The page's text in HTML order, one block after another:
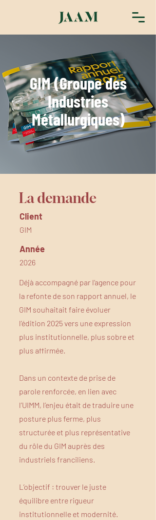
GIM (Groupe des
Industries
Métallurgiques)
La demande
Client
GIM
Année
2026
Déjà accompagné par l’agence pour
la refonte de son rapport annuel, le
GIM souhaitait faire évoluer
l’édition 2025 vers une expression
plus institutionnelle, plus sobre et
plus affirmée.
Dans un contexte de prise de
parole renforcée, en lien avec
l’UIMM, l’enjeu était de traduire une
posture plus ferme, plus
structurée et plus représentative
du rôle du GIM auprès des
industriels franciliens.
L’objectif : trouver le juste
équilibre entre rigueur
institutionnelle et modernité.